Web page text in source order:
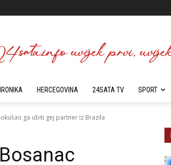
HERCEGOVINA 24SATA TV SPORT
ga ubiti gej partner iz Brazila